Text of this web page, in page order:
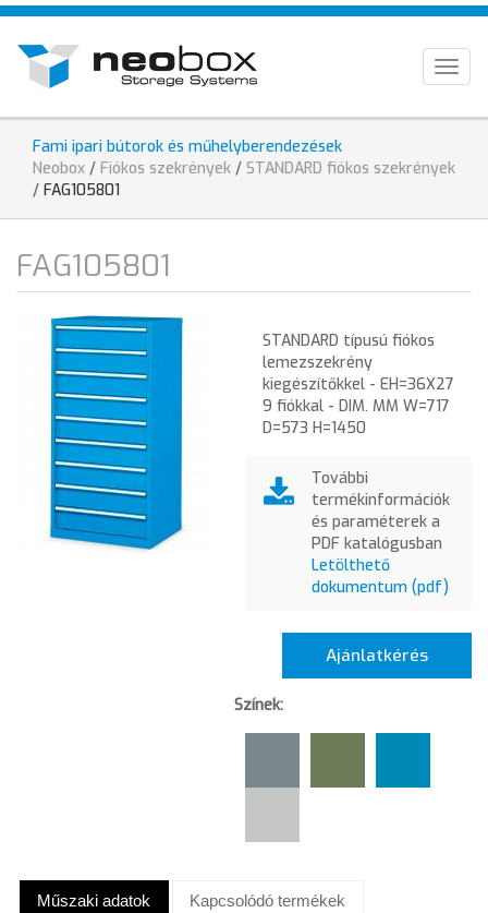
Ugrás
tartalomra
EN
Fami ipari bútorok és műhelyberendezések
Jelenlegi
hely
Neobox / Fiókos szekrények / STANDARD fiókos szekrények
/ FAG105801
FAG105801
STANDARD típusú fiókos
lemezszekrény
kiegészítőkkel - EH=36X27
9 fiókkal - DIM. MM W=717
D=573 H=1450
További
termékinformációk
és paraméterek a
PDF katalógusban
Letölthető
dokumentum (pdf)
Ajánlatkérés
Színek:
Műszaki adatok Kapcsolódó termékek